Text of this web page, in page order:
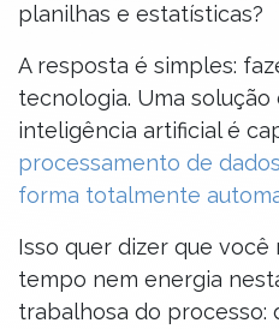
planilhas e estatísticas?
A resposta é simples:
tecnologia. Uma solução
inteligência artificial é
processamento de
forma totalmente
Isso quer dizer que
tempo nem energia
trabalhosa do processo: